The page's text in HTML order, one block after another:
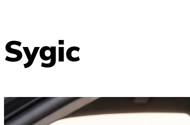
Sygic